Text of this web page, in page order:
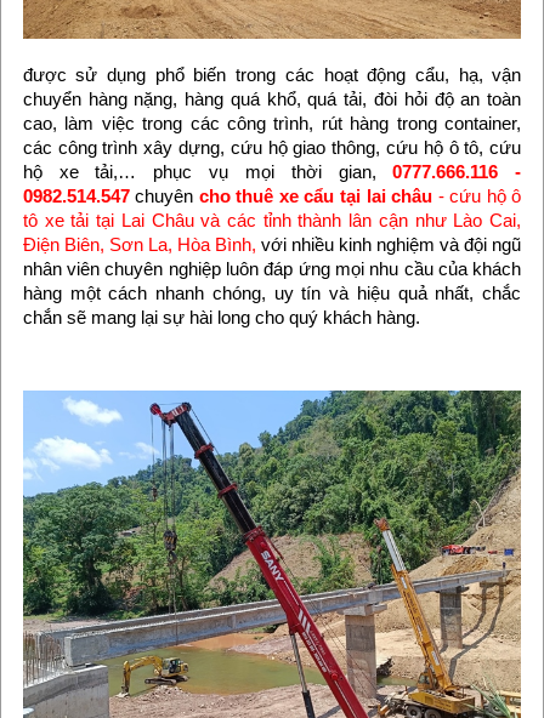
được sử dụng phổ biến trong các hoạt động cẩu, hạ, vận
chuyển hàng nặng, hàng quá khổ, quá tải, đòi hỏi độ an toàn
cao, làm việc trong các công trình, rút hàng trong container,
các công trình xây dựng, cứu hộ giao thông, cứu hộ ô tô, cứu
hộ xe tải,… phục vụ mọi thời gian,0777.666.116 -
0982.514.547chuyên cho thuê xe cẩu tại lai châu - cứu hộ ô
tô xe tải tại Lai Châu và các tỉnh thành lân cận như Lào Cai,
Điện Biên, Sơn La, Hòa Bình, với nhiều kinh nghiệm và đội ngũ
nhân viên chuyên nghiệp luôn đáp ứng mọi nhu cầu của khách
hàng một cách nhanh chóng, uy tín và hiệu quả nhất, chắc
chắn sẽ mang lại sự hài long cho quý khách hàng.